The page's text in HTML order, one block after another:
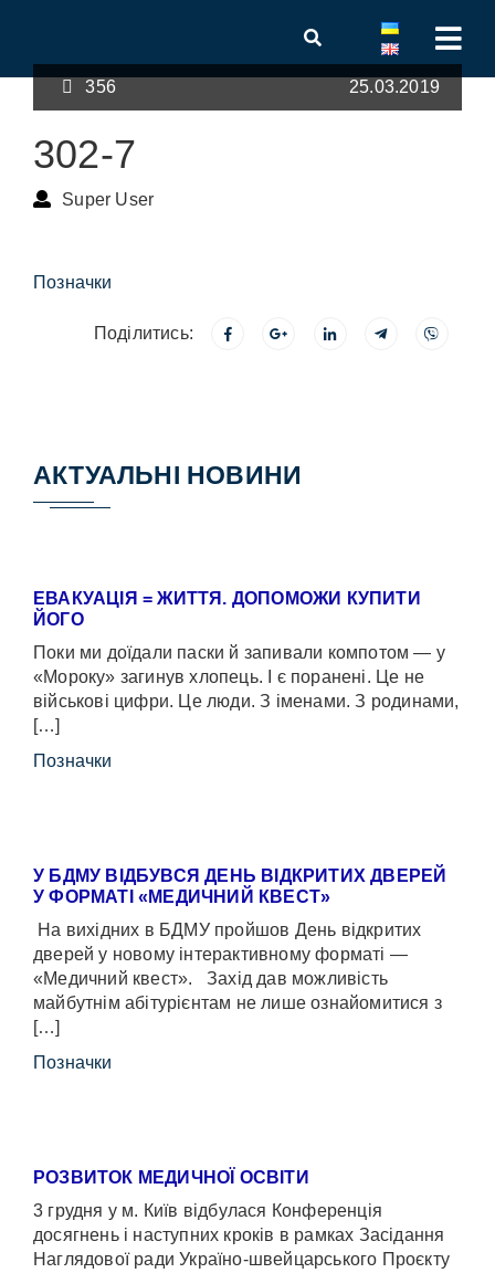
356 25.03.2019
302-7
Super User
Позначки
Поділитись:
АКТУАЛЬНІ НОВИНИ
ЕВАКУАЦІЯ = ЖИТТЯ. ДОПОМОЖИ КУПИТИ
ЙОГО
Поки ми доїдали паски й запивали компотом — у
«Мороку» загинув хлопець. І є поранені. Це не
військові цифри. Це люди. З іменами. З родинами,
[…]
Позначки
У БДМУ ВІДБУВСЯ ДЕНЬ ВІДКРИТИХ ДВЕРЕЙ
У ФОРМАТІ «МЕДИЧНИЙ КВЕСТ»
На вихідних в БДМУ пройшов День відкритих
дверей у новому інтерактивному форматі —
«Медичний квест». Захід дав можливість
майбутнім абітурієнтам не лише ознайомитися з
[…]
Позначки
РОЗВИТОК МЕДИЧНОЇ ОСВІТИ
3 грудня у м. Київ відбулася Конференція
досягнень і наступних кроків в рамках Засідання
Наглядової ради Україно-швейцарського Проєкту